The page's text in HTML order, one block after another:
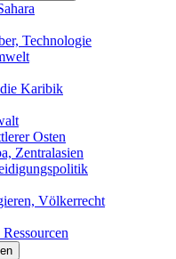
Technologie
Karibik
Osten
Zentralasien
Völkerrecht